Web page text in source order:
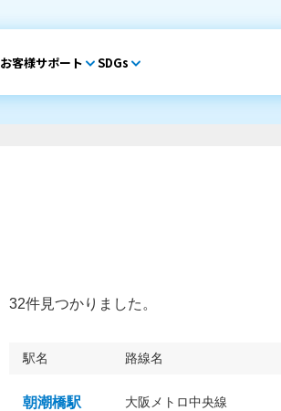
お客様サポート SDGs
32件見つかりました。
駅名 路線名
朝潮橋駅 大阪メトロ中央線